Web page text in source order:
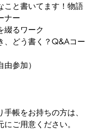
こと書いてます！物語
ナー
綴るワーク
、どう書く？Q&Aコー
参加）
手帳をお持ちの方は、
にご用意ください。